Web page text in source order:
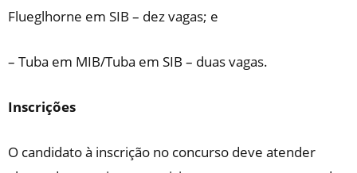
Flueglhorne em SIB – dez vagas; e
– Tuba em MIB/Tuba em SIB – duas vagas.
Inscrições
O candidato à inscrição no concurso deve atender